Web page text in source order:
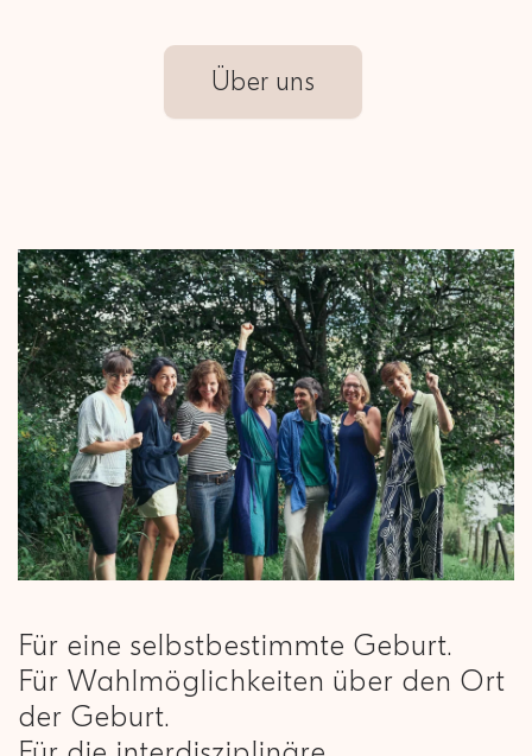
Über uns
Für eine selbstbestimmte Geburt.
Für Wahlmöglichkeiten über den Ort
der Geburt.